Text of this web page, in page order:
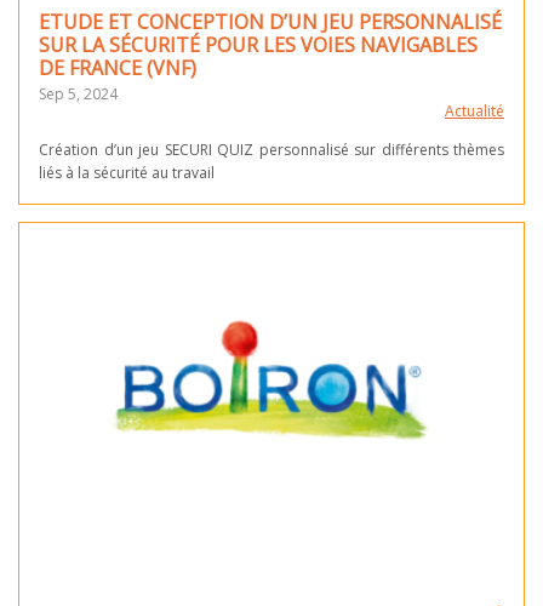
ETUDE ET CONCEPTION D’UN JEU PERSONNALISÉ
SUR LA SÉCURITÉ POUR LES VOIES NAVIGABLES
DE FRANCE (VNF)
Sep 5, 2024
Actualité
Création d’un jeu SECURI QUIZ personnalisé sur différents thèmes
liés à la sécurité au travail